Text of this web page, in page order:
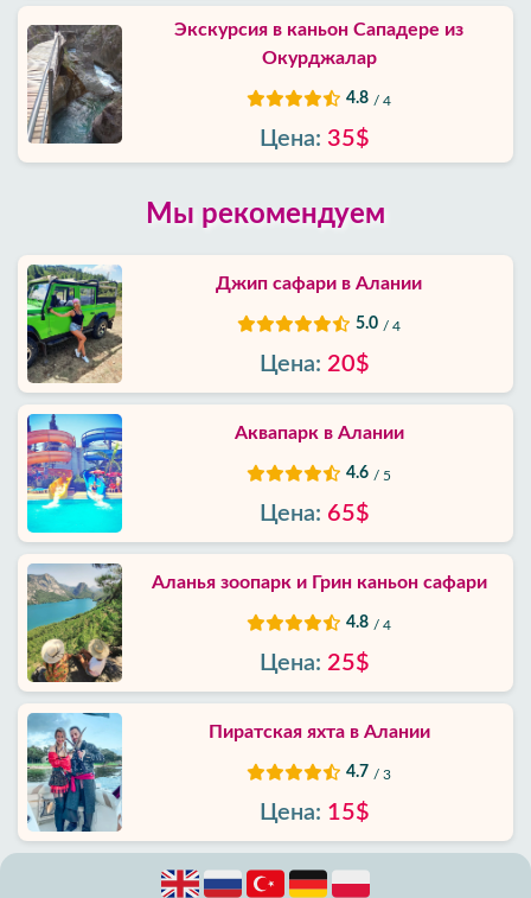
Экскурсия в каньон Сападере из
Окурджалар
4.8 / 4
Цена: 35$
Мы рекомендуем
Джип сафари в Алании
5.0 / 4
Цена: 20$
Аквапарк в Алании
4.6 / 5
Цена: 65$
Аланья зоопарк и Грин каньон сафари
4.8 / 4
Цена: 25$
Пиратская яхта в Алании
4.7 / 3
Цена: 15$